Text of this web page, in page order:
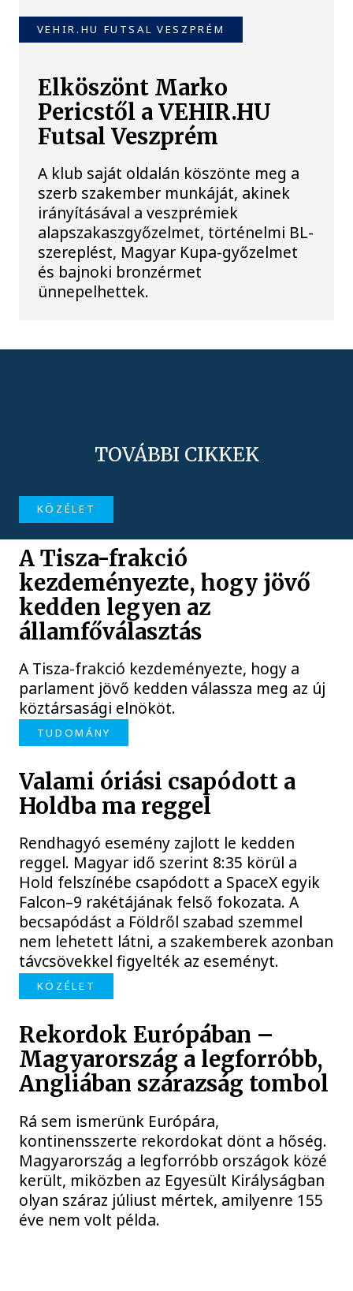
VEHIR.HU FUTSAL VESZPRÉM
Elköszönt Marko
Pericstől a VEHIR.HU
Futsal Veszprém
A klub saját oldalán köszönte meg a
szerb szakember munkáját, akinek
irányításával a veszprémiek
alapszakaszgyőzelmet, történelmi BL-
szereplést, Magyar Kupa-győzelmet
és bajnoki bronzérmet
ünnepelhettek.
TOVÁBBI CIKKEK
KÖZÉLET
A Tisza-frakció
kezdeményezte, hogy jövő
kedden legyen az
államfőválasztás
A Tisza-frakció kezdeményezte, hogy a
parlament jövő kedden válassza meg az új
köztársasági elnököt.
TUDOMÁNY
Valami óriási csapódott a
Holdba ma reggel
Rendhagyó esemény zajlott le kedden
reggel. Magyar idő szerint 8:35 körül a
Hold felszínébe csapódott a SpaceX egyik
Falcon–9 rakétájának felső fokozata. A
becsapódást a Földről szabad szemmel
nem lehetett látni, a szakemberek azonban
távcsövekkel figyelték az eseményt.
KÖZÉLET
Rekordok Európában –
Magyarország a legforróbb,
Angliában szárazság tombol
Rá sem ismerünk Európára,
kontinensszerte rekordokat dönt a hőség.
Magyarország a legforróbb országok közé
került, miközben az Egyesült Királyságban
olyan száraz júliust mértek, amilyenre 155
éve nem volt példa.